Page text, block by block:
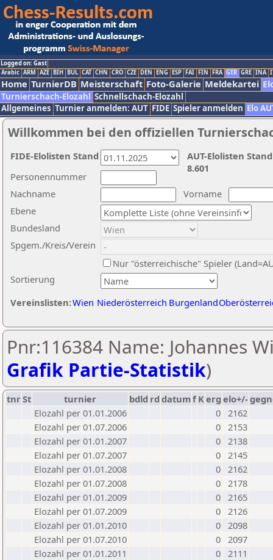
Logged on: Gast
Arabic ARM AZE BIH BUL CAT CHN CRO CZE DEN ENG ESP FAI FIN FRA GER GRE INA
Home TurnierDB Meisterschaft Foto-Galerie Meldekartei
Turnierschach-Elozahl Schnellschach-Elozahl
Allgemeines Turnier anmelden: AUT FIDE Spieler anmelden Elo
Willkommen bei den offiziellen
Nachname
Vorname
Ebene
Sortierung
Personennummer
Bundesland
Spgem./Kreis/Verein
Nur "österreichische" Spieler
Vereinslisten:Wien Niederösterreich Burgenland
AUT-Elolisten
8.601
FIDE-Elolisten Stand
Pnr:116384 Name: Johannes
Grafik Partie-Statistik)
tnrSt turnier bdld rd datumf Kerg elo+/-
Elozahl per 01.01.2006
0 2162
Elozahl per 01.07.2006
0 2153
Elozahl per 01.01.2007
0 2138
Elozahl per 01.07.2007
0 2145
Elozahl per 01.01.2008
0 2162
Elozahl per 01.07.2008
0 2178
Elozahl per 01.01.2009
0 2165
Elozahl per 01.07.2009
0 2126
Elozahl per 01.01.2010
0 2098
Elozahl per 01.07.2010
0 2097
Elozahl per 01.01.2011
0 2111